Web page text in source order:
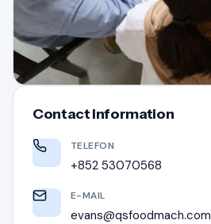
Contact Information
TELEFON
+852 53070568
E-MAIL
evans@qsfoodmach.com